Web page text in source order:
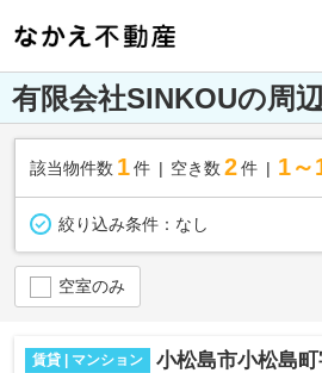
有限会社SINKOUの周
該当物件数 1件 空き数 2 件 1～
絞り込み条件： なし
空室のみ
賃貸 | マンション 小松島市小松島町字